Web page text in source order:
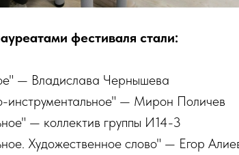
фестиваля стали:
— Владислава Чернышева
инструментальное" — Мирон Поличев
— коллектив группы И14-3
Художественное слово" — Егор